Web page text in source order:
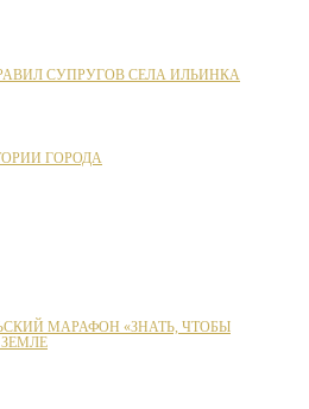
СУПРУГОВ СЕЛА ИЛЬИНКА
ГОРОДА
МАРАФОН «ЗНАТЬ, ЧТОБЫ